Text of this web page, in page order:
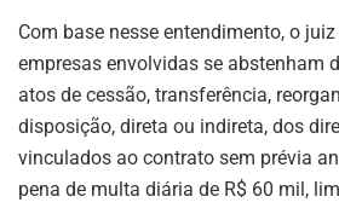
Com base nesse entendimento, o
empresas envolvidas se abstenham
atos de cessão, transferência,
disposição, direta ou indireta, dos
vinculados ao contrato sem prévia
pena de multa diária de R$ 60 mil,